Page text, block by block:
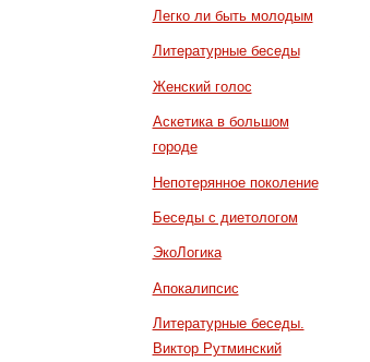
Легко ли быть молодым
Литературные беседы
Женский голос
Аскетика в большом
городе
Непотерянное поколение
Беседы с диетологом
ЭкоЛогика
Апокалипсис
Литературные беседы.
Виктор Рутминский